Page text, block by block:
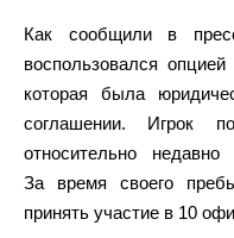
Как сообщили в
воспользовался опцией
которая была
соглашении. Игрок
относительно
За время своего
принять участие в 10